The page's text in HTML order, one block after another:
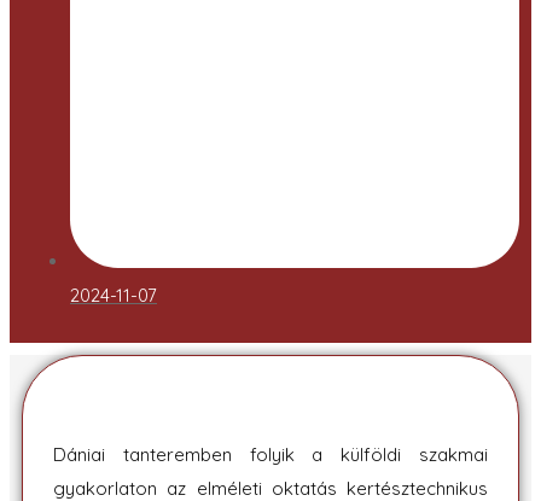
2024-11-07
Dániai tanteremben folyik a külföldi szakmai
gyakorlaton az elméleti oktatás kertésztechnikus